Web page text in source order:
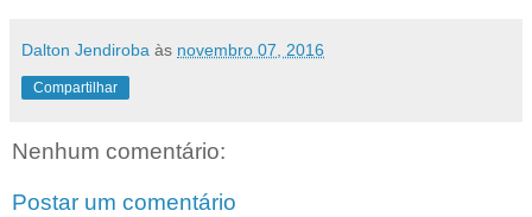
Dalton Jendiroba às novembro 07, 2016
Compartilhar
Nenhum comentário:
Postar um comentário